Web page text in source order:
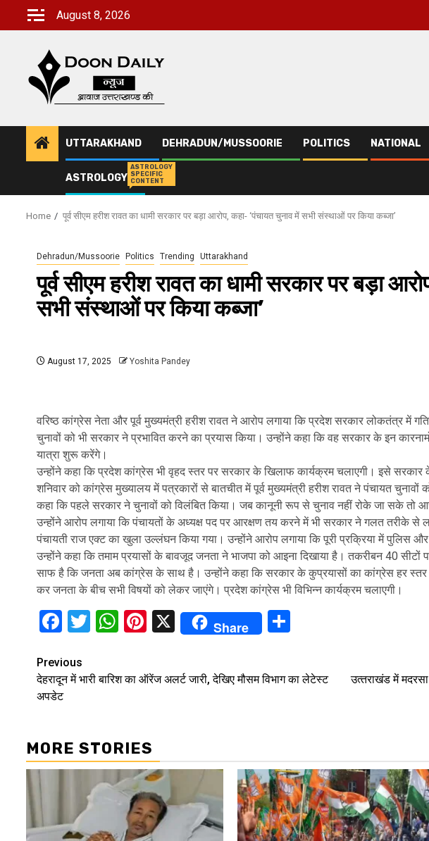
August 8, 2026
UTTARAKHAND DEHRADUN/MUSSOORIE POLITICS NATIONAL
ASTROLOGY
ASTROLOGY
SPECIFIC
CONTENT
Home पूर्व सीएम हरीश रावत का धामी सरकार पर बड़ा आरोप, कहा- ‘पंचायत चुनाव में सभी संस्थाओं पर किया कब्जा’
Dehradun/Mussoorie Politics Trending Uttarakhand
पूर्व सीएम हरीश रावत का धामी सरकार पर बड़ा
सभी संस्थाओं पर किया कब्जा’
August 17, 2025 Yoshita Pandey
वरिष्ठ कांग्रेस नेता और पूर्व मुख्यमंत्री हरीश रावत ने आरोप लगाया कि प्रदेश सरकार लोकतंत्र में
चुनावों को भी सरकार ने प्रभावित करने का प्रयास किया। उन्होंने कहा कि वह सरकार के इन
यात्रा शुरू करेंगे।
उन्होंने कहा कि प्रदेश कांग्रेस भी वृहद स्तर पर सरकार के खिलाफ कार्यक्रम चलाएगी। इसे सरकार
शनिवार को कांग्रेस मुख्यालय में पत्रकारों से बातचीत में पूर्व मुख्यमंत्री हरीश रावत ने पंचायत
कहा कि पहले सरकार ने चुनावों को विलंबित किया। जब कानूनी रूप से चुनाव नहीं रोके जा सके तो
उन्होंने आरोप लगाया कि पंचायतों के अध्यक्ष पद पर आरक्षण तय करने में भी सरकार ने गलत तरीके से
पंचायती राज एक्ट का खुला उल्लंघन किया गया। उन्होंने आरोप लगाया कि पूरी प्रक्रिया में पुलिस
उन्होंने कहा कि तमाम प्रयासों के बावजूद जनता ने भाजपा को आइना दिखाया है। तकरीबन 40
साफ है कि जनता अब कांग्रेस के साथ है। उन्होंने कहा कि सरकार के कुप्रयासों का कांग्रेस हर स्तर
कर जनता के बीच सभी विषयों को लेकर जाएंगे। प्रदेश कांग्रेस भी विभिन्न कार्यक्रम चलाएगी।
Facebook
Twitter
WhatsApp
Pinterest
X Share
Continue
Reading
Previous
देहरादून में भारी बारिश का ऑरेंज अलर्ट जारी, देखिए मौसम विभाग का लेटेस्ट
अपडेट
उत्‍तराखंड में
MORE STORIES